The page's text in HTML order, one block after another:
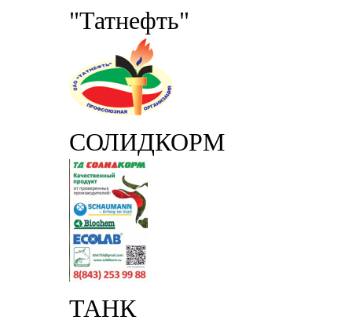
"Татнефть"
СОЛИДКОРМ
ТАНК